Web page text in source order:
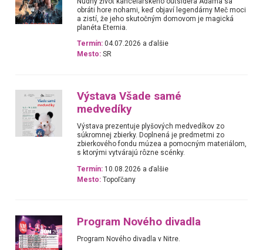
obráti hore nohami, keď objaví legendárny Meč moci
a zistí, že jeho skutočným domovom je magická
planéta Eternia.
Termín: 04.07.2026 a ďalšie
Mesto: SR
Výstava Všade samé
medvedíky
Výstava prezentuje plyšových medvedíkov zo
súkromnej zbierky. Doplnená je predmetmi zo
zbierkového fondu múzea a pomocným materiálom,
s ktorými vytvárajú rôzne scénky.
Termín: 10.08.2026 a ďalšie
Mesto: Topoľčany
Program Nového divadla
Program Nového divadla v Nitre.